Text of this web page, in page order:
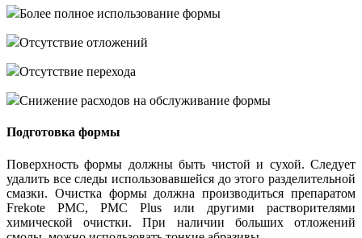
Более полное использование формы
Отсутствие отложений
Отсутствие перехода
Снижение расходов на обслуживание формы
Подготовка формы
Поверхность формы должны быть чистой и сухой. Следует
удалить все следы использовавшейся до этого разделительной
смазки. Очистка формы должна производиться препаратом
Frekote PMC, PMC Plus или другими растворителями
химической очистки. При наличии больших отложений